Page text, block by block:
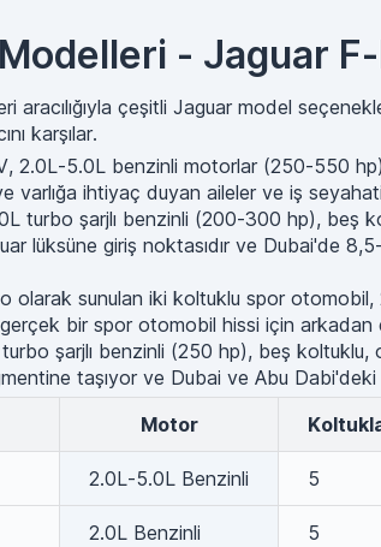
- Jaguar
aracılığıyla çeşitli Jaguar model
karşılar.
2.0L-5.0L benzinli motorlar (250-550
varlığa ihtiyaç duyan aileler ve iş
turbo şarjlı benzinli (200-300 hp), beş
lüksüne giriş noktasıdır ve Dubai'de
olarak sunulan iki koltuklu spor
bir spor otomobil hissi için
şarjlı benzinli (250 hp), beş koltuklu,
taşıyor ve Dubai ve Abu
Motor
2.0L-5.0L Benzinli 5
2.0L Benzinli 5